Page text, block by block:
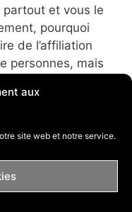
aux
site web et notre service.
partout et vous le
pourquoi
de l’affiliation
personnes, mais
qui les
un business
partie de ces